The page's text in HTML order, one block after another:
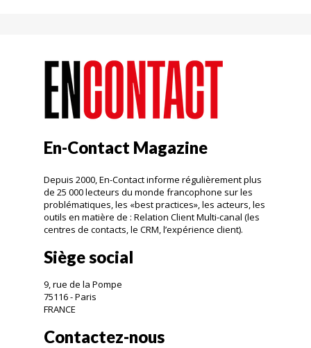
En-Contact Magazine
Depuis 2000, En-Contact informe régulièrement plus
de 25 000 lecteurs du monde francophone sur les
problématiques, les «best practices», les acteurs, les
outils en matière de : Relation Client Multi-canal (les
centres de contacts, le CRM, l’expérience client).
Siège social
9, rue de la Pompe
75116 - Paris
FRANCE
Contactez-nous